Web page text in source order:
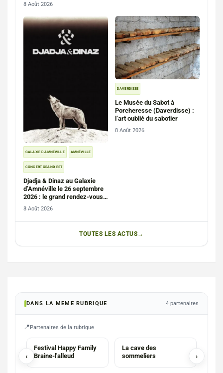
8 Août 2026
GALAXIE D'AMNÉVILLE AMNÉVILLE
CONCERT GRAND EST
Djadja & Dinaz au Galaxie
d’Amnéville le 26 septembre
2026 : le grand rendez-vous
rap en Moselle
8 Août 2026
DAVERDISSE
Le Musée du Sabot à
Porcheresse (Daverdisse) :
l’art oublié du sabotier
8 Août 2026
TOUTES LES ACTUS
DANS LA MEME RUBRIQUE 4 partenaires
Partenaires de la rubrique
‹ ›
ASBL
Festival Happy Family
Braine-l'alleud
La cave des
sommeliers